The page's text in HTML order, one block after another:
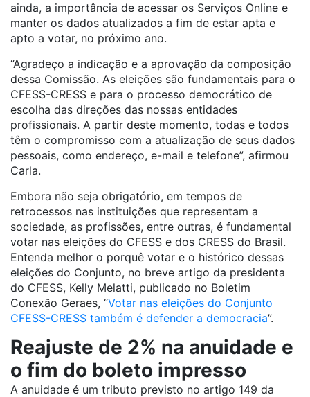
ainda, a importância de acessar os Serviços Online e
manter os dados atualizados a fim de estar apta e
apto a votar, no próximo ano.
“Agradeço a indicação e a aprovação da composição
dessa Comissão. As eleições são fundamentais para o
CFESS-CRESS e para o processo democrático de
escolha das direções das nossas entidades
profissionais. A partir deste momento, todas e todos
têm o compromisso com a atualização de seus dados
pessoais, como endereço, e-mail e telefone”, afirmou
Carla.
Embora não seja obrigatório, em tempos de
retrocessos nas instituições que representam a
sociedade, as profissões, entre outras, é fundamental
votar nas eleições do CFESS e dos CRESS do Brasil.
Entenda melhor o porquê votar e o histórico dessas
eleições do Conjunto, no breve artigo da presidenta
do CFESS, Kelly Melatti, publicado no Boletim
Conexão Geraes, “Votar nas eleições do Conjunto
CFESS-CRESS também é defender a democracia”.
Reajuste de 2% na anuidade e
o fim do boleto impresso
A anuidade é um tributo previsto no artigo 149 da